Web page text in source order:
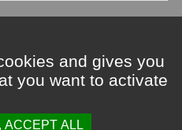
and gives you
you want to activate
ACCEPT ALL